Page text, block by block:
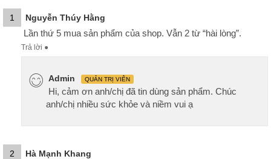
1 Nguyễn Thúy Hằng
Lần thứ 5 mua sản phẩm của shop. Vẫn 2 từ “hài lòng”.
Trả lời ●
Admin QUẢN TRỊ VIÊN
Hi, cảm ơn anh/chị đã tin dùng sản phẩm. Chúc
anh/chị nhiều sức khỏe và niềm vui ạ
2 Hà Mạnh Khang